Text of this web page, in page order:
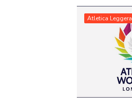
Atletica Leggera